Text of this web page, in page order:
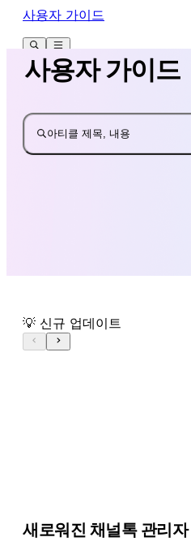
사용자 가이드
사용자 가이드
아티클 제목, 내용
💡 신규 업데이트
새로워진 채널톡 관리